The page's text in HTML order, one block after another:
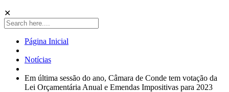
✕
Página Inicial
Notícias
Em última sessão do ano, Câmara de Conde tem votação da
Lei Orçamentária Anual e Emendas Impositivas para 2023